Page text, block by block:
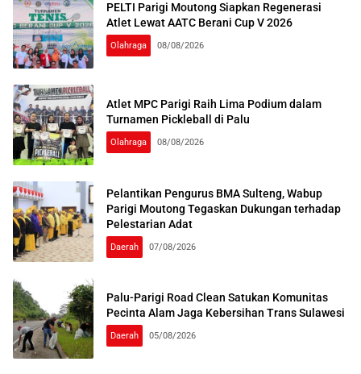
PELTI Parigi Moutong Siapkan Regenerasi
Atlet Lewat AATC Berani Cup V 2026
Olahraga 08/08/2026
Atlet MPC Parigi Raih Lima Podium dalam
Turnamen Pickleball di Palu
Olahraga 08/08/2026
Pelantikan Pengurus BMA Sulteng, Wabup
Parigi Moutong Tegaskan Dukungan terhadap
Pelestarian Adat
Daerah 07/08/2026
Palu-Parigi Road Clean Satukan Komunitas
Pecinta Alam Jaga Kebersihan Trans Sulawesi
Daerah 05/08/2026